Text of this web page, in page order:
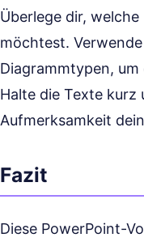
Überlege dir,
möchtest.
Diagrammtypen, um
Halte die Texte kurz
Aufmerksamkeit
Fazit
Diese PowerPoint-